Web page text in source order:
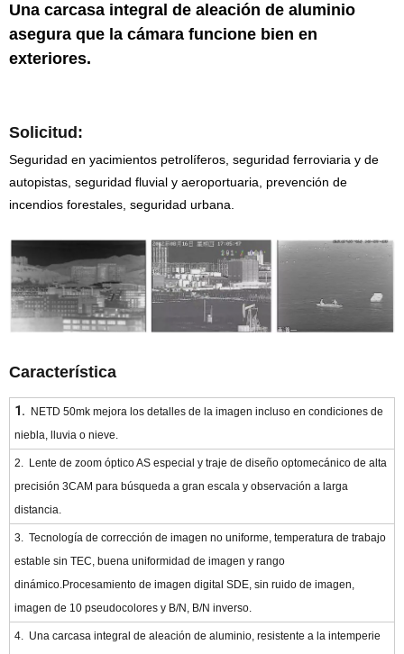
Una carcasa integral de aleación de aluminio
asegura que la cámara funcione bien en
exteriores.
Solicitud:
Seguridad en yacimientos petrolíferos, seguridad ferroviaria y de
autopistas, seguridad fluvial y aeroportuaria, prevención de
incendios forestales, seguridad urbana.
Característica
1. NETD 50mk mejora los detalles de la imagen incluso en condiciones de
niebla, lluvia o nieve.
2. Lente de zoom óptico AS especial y traje de diseño optomecánico de alta
precisión 3CAM para búsqueda a gran escala y observación a larga
distancia.
3. Tecnología de corrección de imagen no uniforme, temperatura de trabajo
estable sin TEC, buena uniformidad de imagen y rango
dinámico.Procesamiento de imagen digital SDE, sin ruido de imagen,
imagen de 10 pseudocolores y B/N, B/N inverso.
4. Una carcasa integral de aleación de aluminio, resistente a la intemperie